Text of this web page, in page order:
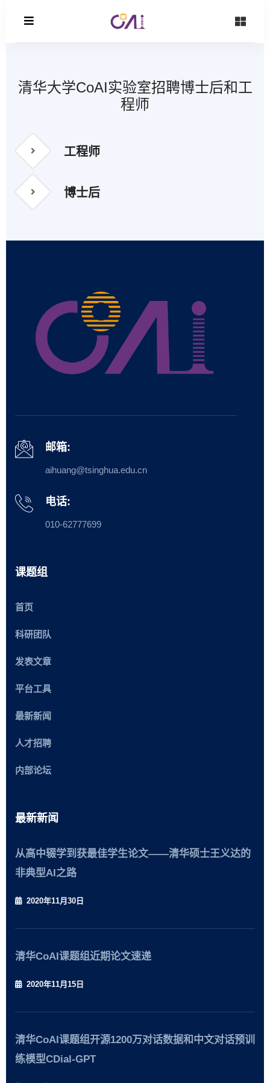
清华大学CoAI实验室招聘博士后和工
程师
工程师
博士后
邮箱:
aihuang@tsinghua.edu.cn
电话:
010-62777699
课题组
首页
科研团队
发表文章
平台工具
最新新闻
人才招聘
内部论坛
最新新闻
从高中辍学到获最佳学生论文——清华硕士王义达的
非典型AI之路
2020年11月30日
清华CoAI课题组近期论文速递
2020年11月15日
清华CoAI课题组开源1200万对话数据和中文对话预训
练模型CDial-GPT